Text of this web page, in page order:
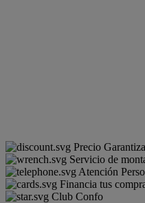
Precio
Servicio de
Atención
Financia tus
Club Confo